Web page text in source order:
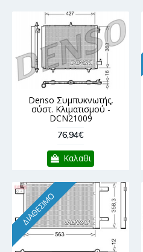
Denso Συμπυκνωτής,
σύστ. Κλιματισμού -
DCN21009
76,94€
Καλαθι
ΔΙΑΘΈΣΙΜΟ